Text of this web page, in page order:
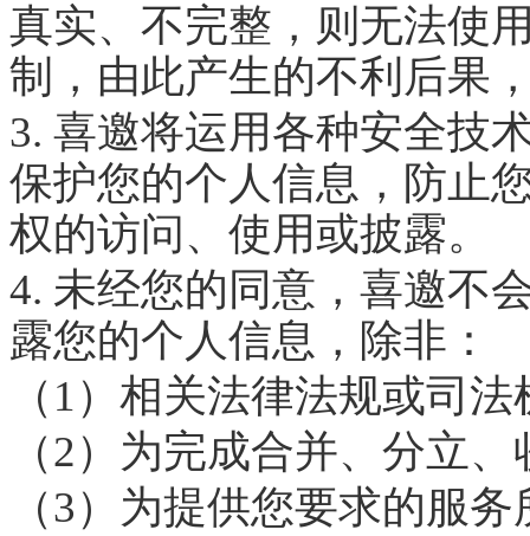
真实、不完整，则无法使
制，由此产生的不利后果
3. 喜邀将运用各种安全技
保护您的个人信息，防止
权的访问、使用或披露。
4. 未经您的同意，喜邀不
露您的个人信息，除非：
（1）相关法律法规或司
（2）为完成合并、分立
（3）为提供您要求的服